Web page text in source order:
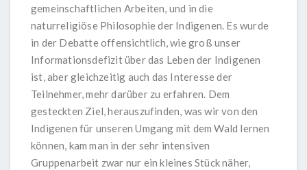
gemeinschaftlichen Arbeiten, und in die
naturreligiöse Philosophie der Indigenen. Es wurde
in der Debatte offensichtlich, wie groß unser
Informationsdefizit über das Leben der Indigenen
ist, aber gleichzeitig auch das Interesse der
Teilnehmer, mehr darüber zu erfahren. Dem
gesteckten Ziel, herauszufinden, was wir von den
Indigenen für unseren Umgang mit dem Wald lernen
können, kam man in der sehr intensiven
Gruppenarbeit zwar nur ein kleines Stück näher,